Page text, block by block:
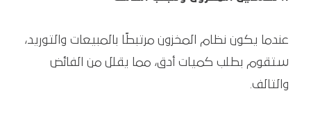
عندما يكون نظام المخزون مرتبطًا بالمبيعات والتوريد،
ستقوم بطلب كميات أدق، مما يقلل من الفائض
والتالف.